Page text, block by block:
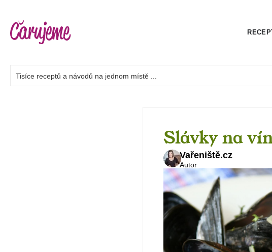
Slávky na
Vařeniště.cz
Autor